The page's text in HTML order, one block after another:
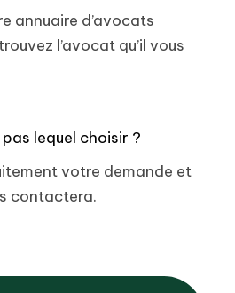
annuaire d’avocats
l’avocat qu’il vous
lequel choisir ?
votre demande et
contactera.